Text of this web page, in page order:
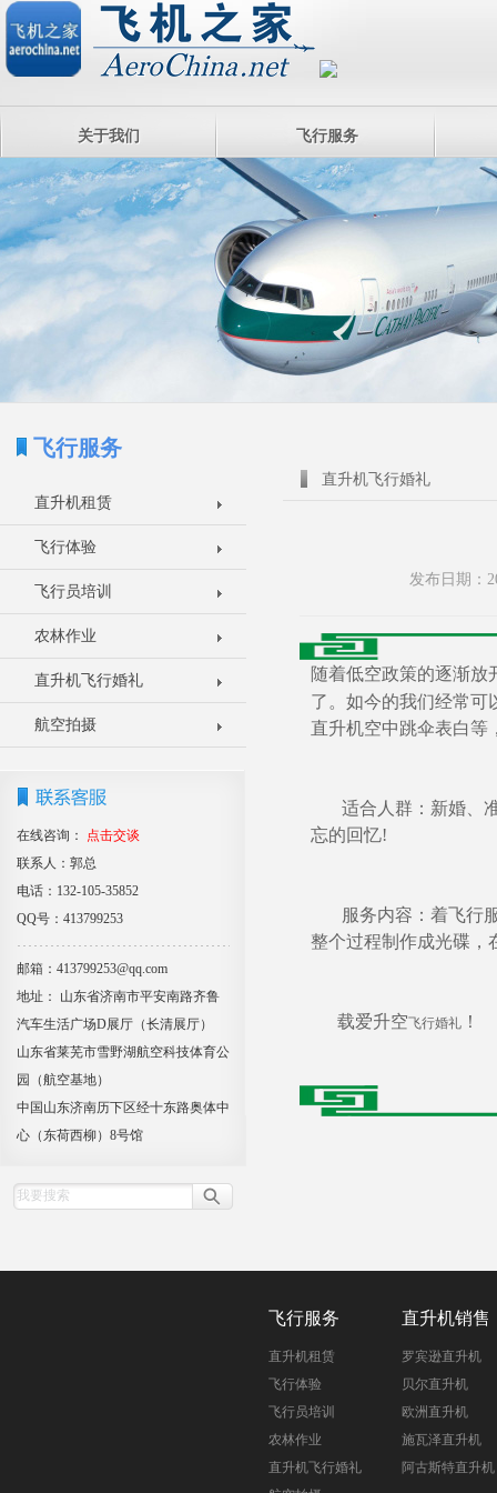
关于我们 飞行服务
飞行服务
直升机租赁
飞行体验
飞行员培训
农林作业
直升机飞行婚礼
航空拍摄
在线咨询：
点击交谈
联系人：郭总
电话：132-105-35852
QQ号：413799253
邮箱：413799253@qq.com
地址： 山东省济南市平安南路齐鲁
汽车生活广场D展厅（长清展厅）
山东省莱芜市雪野湖航空科技体育公
园（航空基地）
中国山东济南历下区经十东路奥体中
心（东荷西柳）8号馆
直升机飞行婚礼
发布日期：
随着低空政策的逐渐放
了。如今的我们经常可
直升机空中跳伞表白等
适合人群：新婚、准
忘的回忆!
服务内容：着飞行服
整个过程制作成光碟，
载爱升空飞行婚礼 ！
飞行服务
直升机租赁
飞行体验
飞行员培训
农林作业
直升机飞行婚礼
直升机销售
罗宾逊直升机
贝尔直升机
欧洲直升机
施瓦泽直升机
阿古斯特直升机